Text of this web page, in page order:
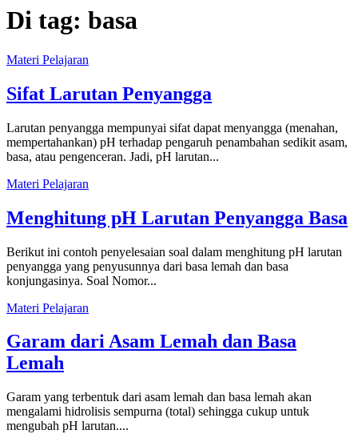
Di tag: basa
Materi Pelajaran
Sifat Larutan Penyangga
Larutan penyangga mempunyai sifat dapat menyangga (menahan,
mempertahankan) pH terhadap pengaruh penambahan sedikit asam,
basa, atau pengenceran. Jadi, pH larutan...
Materi Pelajaran
Menghitung pH Larutan Penyangga Basa
Berikut ini contoh penyelesaian soal dalam menghitung pH larutan
penyangga yang penyusunnya dari basa lemah dan basa
konjungasinya. Soal Nomor...
Materi Pelajaran
Garam dari Asam Lemah dan Basa
Lemah
Garam yang terbentuk dari asam lemah dan basa lemah akan
mengalami hidrolisis sempurna (total) sehingga cukup untuk
mengubah pH larutan....